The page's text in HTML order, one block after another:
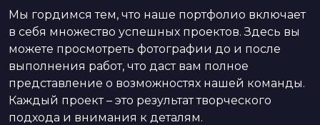
Мы гордимся тем, что наше портфолио включает
в себя множество успешных проектов. Здесь вы
можете просмотреть фотографии до и после
выполнения работ, что даст вам полное
представление о возможностях нашей команды.
Каждый проект – это результат творческого
подхода и внимания к деталям.